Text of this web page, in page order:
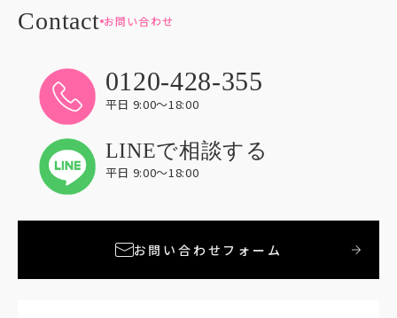
お問い合わせ
0120-428-355
平日 9:00〜18:00
LINEで相談する
平日 9:00〜18:00
お問い合わせフォーム